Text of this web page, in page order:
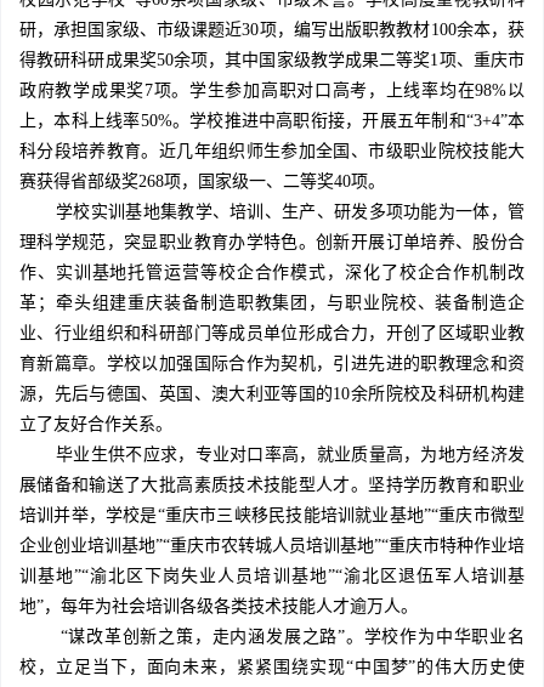
研，承担国家级、市级课题近30项，编写出版职教教材100余本，获
得教研科研成果奖50余项，其中国家级教学成果二等奖1项、重庆市
政府教学成果奖7项。学生参加高职对口高考，上线率均在98%以
上，本科上线率50%。学校推进中高职衔接，开展五年制和“3+4”本
科分段培养教育。近几年组织师生参加全国、市级职业院校技能大
赛获得省部级奖268项，国家级一、二等奖40项。
学校实训基地集教学、培训、生产、研发多项功能为一体，管
理科学规范，突显职业教育办学特色。创新开展订单培养、股份合
作、实训基地托管运营等校企合作模式，深化了校企合作机制改
革；牵头组建重庆装备制造职教集团，与职业院校、装备制造企
业、行业组织和科研部门等成员单位形成合力，开创了区域职业教
育新篇章。学校以加强国际合作为契机，引进先进的职教理念和资
源，先后与德国、英国、澳大利亚等国的10余所院校及科研机构建
立了友好合作关系。
毕业生供不应求，专业对口率高，就业质量高，为地方经济发
展储备和输送了大批高素质技术技能型人才。坚持学历教育和职业
培训并举，学校是“重庆市三峡移民技能培训就业基地”“重庆市微型
企业创业培训基地”“重庆市农转城人员培训基地”“重庆市特种作业培
训基地”“渝北区下岗失业人员培训基地”“渝北区退伍军人培训基
地”，每年为社会培训各级各类技术技能人才逾万人。
“谋改革创新之策，走内涵发展之路”。学校作为中华职业名
校，立足当下，面向未来，紧紧围绕实现“中国梦”的伟大历史使